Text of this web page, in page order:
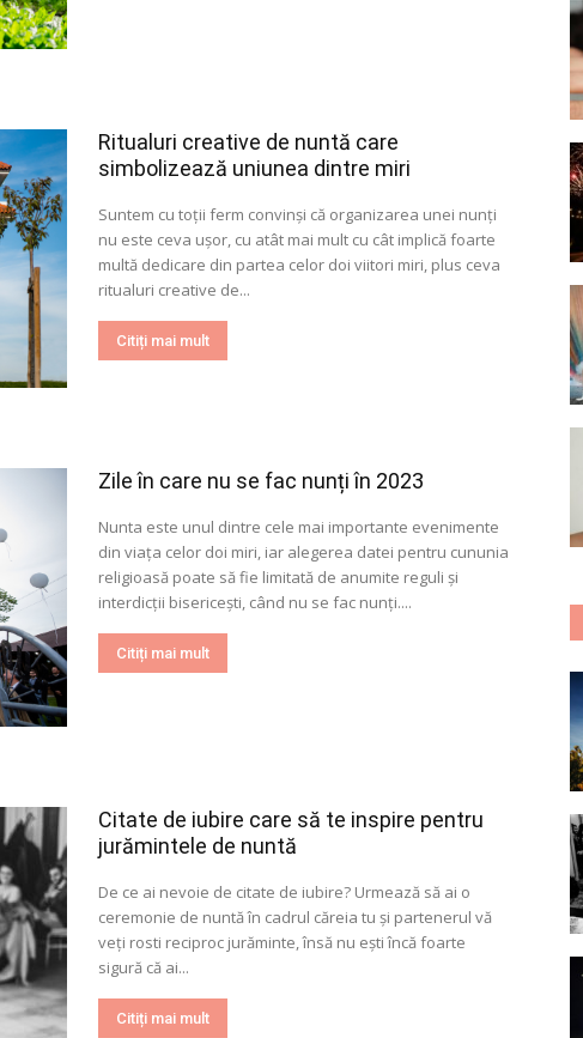
Ritualuri creative de nuntă care
simbolizează uniunea dintre miri
Suntem cu toții ferm convinși că organizarea unei nunți
nu este ceva ușor, cu atât mai mult cu cât implică foarte
multă dedicare din partea celor doi viitori miri, plus ceva
ritualuri creative de...
Citiți mai mult
Zile în care nu se fac nunți în 2023
Nunta este unul dintre cele mai importante evenimente
din viața celor doi miri, iar alegerea datei pentru cununia
religioasă poate să fie limitată de anumite reguli și
interdicții bisericești, când nu se fac nunți....
Citiți mai mult
Citate de iubire care să te inspire pentru
jurămintele de nuntă
De ce ai nevoie de citate de iubire? Urmează să ai o
ceremonie de nuntă în cadrul căreia tu și partenerul vă
veți rosti reciproc jurăminte, însă nu ești încă foarte
sigură că ai...
Citiți mai mult